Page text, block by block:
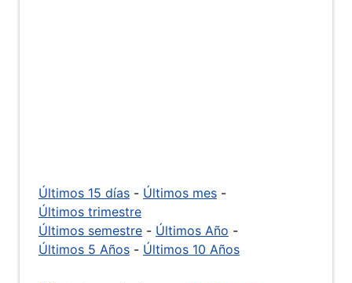
Últimos 15 días - Últimos mes -
Últimos trimestre
Últimos semestre - Últimos Año -
Últimos 5 Años - Últimos 10 Años